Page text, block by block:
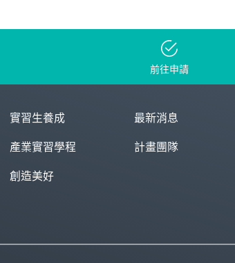
前往申請
實習生養成
產業實習學程
創造美好
最新消息
計畫團隊